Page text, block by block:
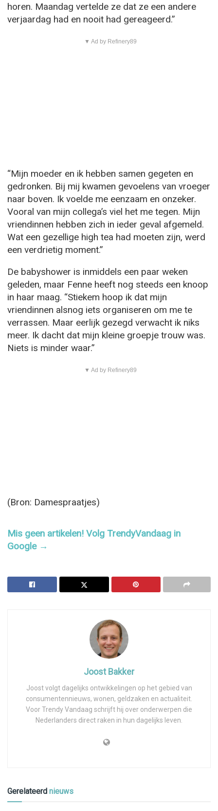
horen. Maandag vertelde ze dat ze een andere
verjaardag had en nooit had gereageerd.”
▼ Ad by Refinery89
“Mijn moeder en ik hebben samen gegeten en
gedronken. Bij mij kwamen gevoelens van vroeger
naar boven. Ik voelde me eenzaam en onzeker.
Vooral van mijn collega’s viel het me tegen. Mijn
vriendinnen hebben zich in ieder geval afgemeld.
Wat een gezellige high tea had moeten zijn, werd
een verdrietig moment.”
De babyshower is inmiddels een paar weken
geleden, maar Fenne heeft nog steeds een knoop
in haar maag. “Stiekem hoop ik dat mijn
vriendinnen alsnog iets organiseren om me te
verrassen. Maar eerlijk gezegd verwacht ik niks
meer. Ik dacht dat mijn kleine groepje trouw was.
Niets is minder waar.”
▼ Ad by Refinery89
(Bron: Damespraatjes)
Mis geen artikelen! Volg TrendyVandaag in
Google →
Joost Bakker
Joost volgt dagelijks ontwikkelingen op het gebied van
consumentennieuws, wonen, geldzaken en actualiteit.
Voor Trendy Vandaag schrijft hij over onderwerpen die
Nederlanders direct raken in hun dagelijks leven.
Gerelateerd nieuws